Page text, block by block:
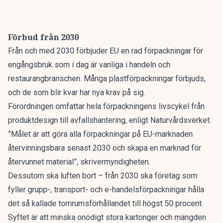
Förbud från 2030
Från och med 2030 förbjuder EU en rad förpackningar för
engångsbruk som i dag är vanliga i handeln och
restaurangbranschen. Många plastförpackningar förbjuds,
och de som blir kvar har nya krav på sig.
Förordningen omfattar hela förpackningens livscykel från
produktdesign till avfallshantering, enligt Naturvårdsverket.
”Målet är att göra alla förpackningar på EU-marknaden
återvinningsbara senast 2030 och skapa en marknad för
återvunnet material”, skrivermyndigheten.
Dessutom ska luften bort – från 2030 ska företag som
fyller grupp-, transport- och e-handelsförpackningar hålla
det så kallade tomrumsförhållandet till högst 50 procent.
Syftet är att minska onödigt stora kartonger och mängden